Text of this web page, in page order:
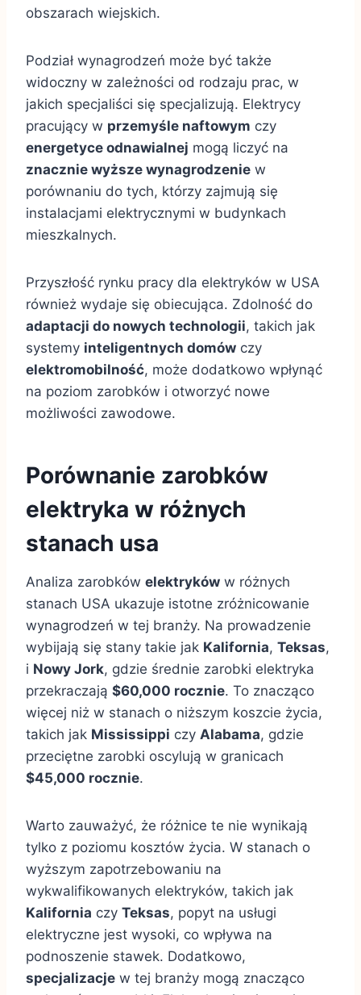
obszarach wiejskich.
Podział wynagrodzeń może być także
widoczny w zależności od rodzaju prac, w
jakich specjaliści się specjalizują. Elektrycy
pracujący w przemyśle naftowym czy
energetyce odnawialnej mogą liczyć na
znacznie wyższe wynagrodzenie w
porównaniu do tych, którzy zajmują się
instalacjami elektrycznymi w budynkach
mieszkalnych.
Przyszłość rynku pracy dla elektryków w USA
również wydaje się obiecująca. Zdolność do
adaptacji do nowych technologii, takich jak
systemy inteligentnych domów czy
elektromobilność, może dodatkowo wpłynąć
na poziom zarobków i otworzyć nowe
możliwości zawodowe.
Porównanie zarobków
elektryka w różnych
stanach usa
Analiza zarobków elektryków w różnych
stanach USA ukazuje istotne zróżnicowanie
wynagrodzeń w tej branży. Na prowadzenie
wybijają się stany takie jak Kalifornia, Teksas,
i Nowy Jork, gdzie średnie zarobki elektryka
przekraczają $60,000 rocznie. To znacząco
więcej niż w stanach o niższym koszcie życia,
takich jak Mississippi czy Alabama, gdzie
przeciętne zarobki oscylują w granicach
$45,000 rocznie.
Warto zauważyć, że różnice te nie wynikają
tylko z poziomu kosztów życia. W stanach o
wyższym zapotrzebowaniu na
wykwalifikowanych elektryków, takich jak
Kalifornia czy Teksas, popyt na usługi
elektryczne jest wysoki, co wpływa na
podnoszenie stawek. Dodatkowo,
specjalizacje w tej branży mogą znacząco